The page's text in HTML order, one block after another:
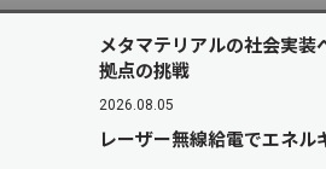
メタマテリアルの社会実
拠点の挑戦
2026.08.05
レーザー無線給電でエネル